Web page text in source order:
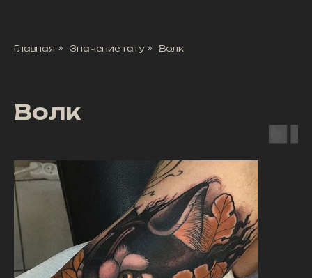
Главная » Значение тату » Волк
Волк